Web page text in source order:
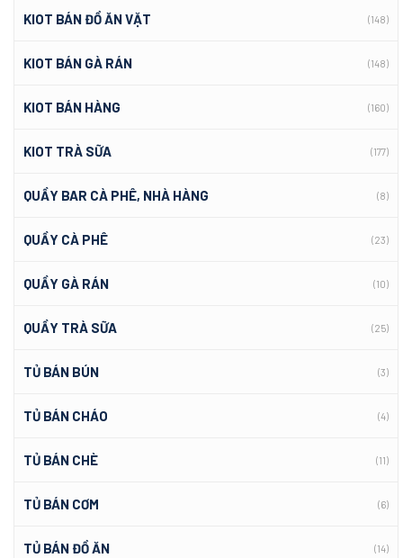
KIOT BÁN ĐỒ ĂN VẶT (148)
KIOT BÁN GÀ RÁN (148)
KIOT BÁN HÀNG (160)
KIOT TRÀ SỮA (177)
QUẦY BAR CÀ PHÊ, NHÀ HÀNG (8)
QUẦY CÀ PHÊ (23)
QUẦY GÀ RÁN (10)
QUẦY TRÀ SỮA (25)
TỦ BÁN BÚN (3)
TỦ BÁN CHÁO (4)
TỦ BÁN CHÈ (11)
TỦ BÁN CƠM (6)
TỦ BÁN ĐỒ ĂN (14)